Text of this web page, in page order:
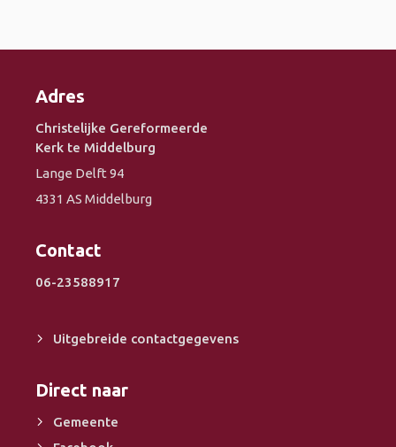
Adres
Christelijke Gereformeerde
Kerk te Middelburg
Lange Delft 94
4331 AS Middelburg
Contact
06-23588917
Uitgebreide contactgegevens
Direct naar
Gemeente